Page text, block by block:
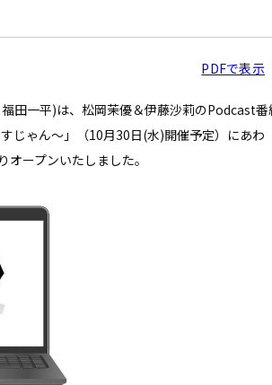
PDFで表示
田一平)は、松岡茉優＆伊藤沙莉のPodcast番
じゃん～」（10月30日(水)開催予定）にあわ
ープンいたしました。